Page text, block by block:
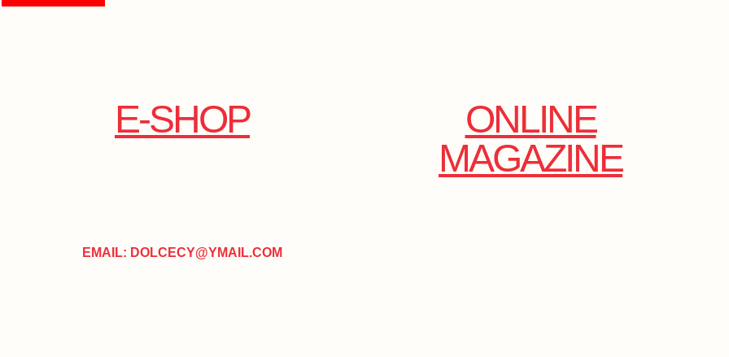
E-SHOP
ONLINE
MAGAZINE
EMAIL: DOLCECY@YMAIL.COM